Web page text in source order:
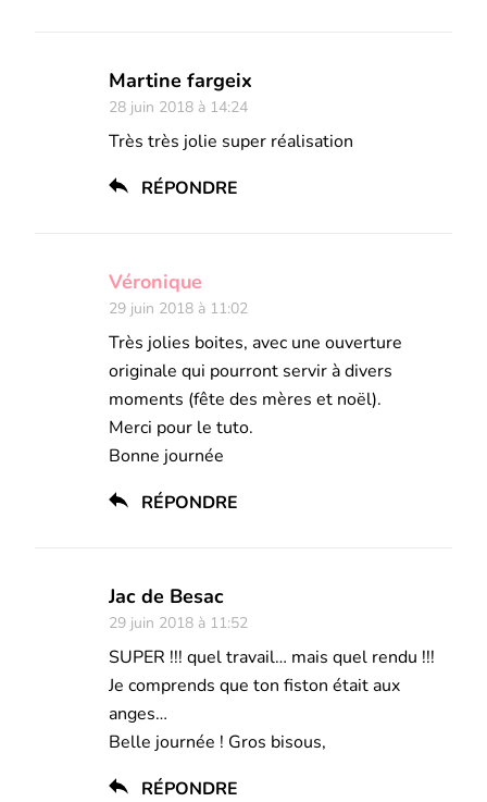
Martine fargeix
28 juin 2018 à 14:24
Très très jolie super réalisation
RÉPONDRE
Véronique
29 juin 2018 à 11:02
Très jolies boites, avec une ouverture
originale qui pourront servir à divers
moments (fête des mères et noël).
Merci pour le tuto.
Bonne journée
RÉPONDRE
Jac de Besac
29 juin 2018 à 11:52
SUPER !!! quel travail… mais quel rendu !!!
Je comprends que ton fiston était aux
anges…
Belle journée ! Gros bisous,
RÉPONDRE